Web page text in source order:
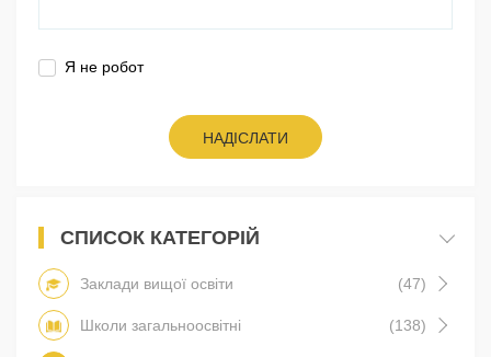
Я не робот
НАДІСЛАТИ
СПИСОК КАТЕГОРІЙ
Заклади вищої освіти (47)
Школи загальноосвітні (138)